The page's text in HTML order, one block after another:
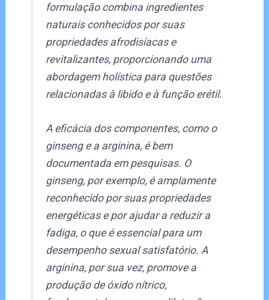
formulação combina ingredientes
naturais conhecidos por suas
propriedades afrodisíacas e
revitalizantes, proporcionando uma
abordagem holística para questões
relacionadas à libido e à função erétil.
A eficácia dos componentes, como o
ginseng e a arginina, é bem
documentada em pesquisas. O
ginseng, por exemplo, é amplamente
reconhecido por suas propriedades
energéticas e por ajudar a reduzir a
fadiga, o que é essencial para um
desempenho sexual satisfatório. A
arginina, por sua vez, promove a
produção de óxido nítrico,